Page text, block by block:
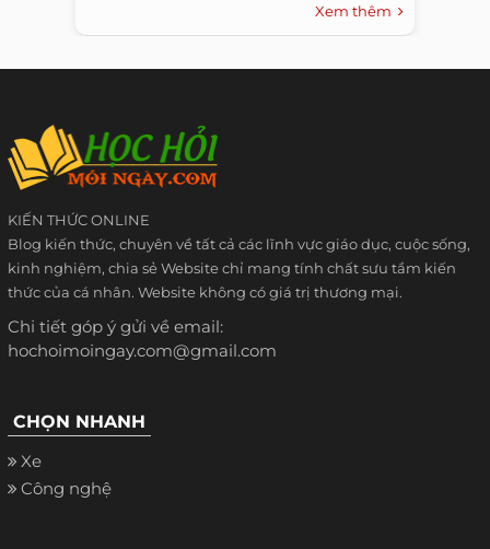
Xem thêm
KIẾN THỨC ONLINE
Blog kiến thức, chuyên về tất cả các lĩnh vực giáo dục, cuộc sống,
kinh nghiệm, chia sẻ Website chỉ mang tính chất sưu tầm kiến
thức của cá nhân. Website không có giá trị thương mại.
Chi tiết góp ý gửi về email:
hochoimoingay.com@gmail.com
CHỌN NHANH
Xe
Công nghệ